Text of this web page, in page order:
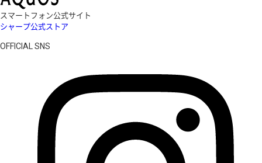
スマートフォン公式サイト
シャープ公式ストア
OFFICIAL SNS